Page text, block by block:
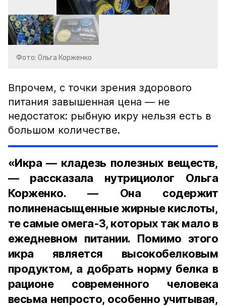
Фото: Ольга Корженко
Впрочем, с точки зрения здорового
питания завышенная цена — не
недостаток: рыбную икру нельзя есть в
большом количестве.
«Икра — кладезь полезных веществ,
— рассказала нутрициолог Ольга
Корженко. — Она содержит
полиненасыщенные жирные кислоты,
те самые омега-3, которых так мало в
ежедневном питании. Помимо этого
икра является высокобелковым
продуктом, а добрать норму белка в
рационе современного человека
весьма непросто, особенно учитывая,